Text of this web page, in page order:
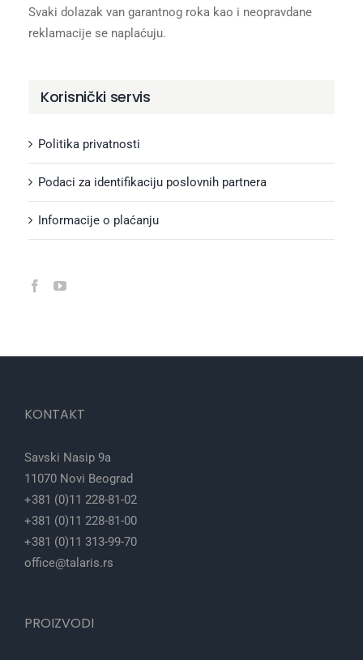
Svaki dolazak van garantnog roka kao i neopravdane
reklamacije se naplaćuju.
Korisnički servis
Politika privatnosti
Podaci za identifikaciju poslovnih partnera
Informacije o plaćanju
KONTAKT
Savski Nasip 9a
11070 Novi Beograd
+381 (0)11 228-81-02
+381 (0)11 228-81-00
+381 (0)11 313-99-70
office@talaris.rs
PROIZVODI